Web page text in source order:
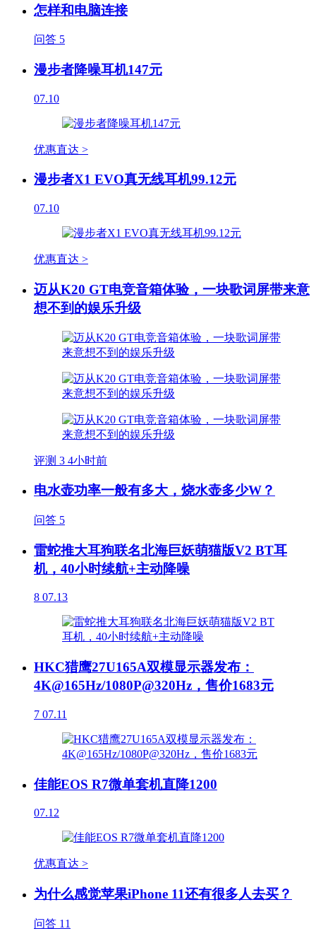
怎样和电脑连接
问答 5
漫步者降噪耳机147元
07.10
优惠直达 >
漫步者X1 EVO真无线耳机99.12元
07.10
优惠直达 >
迈从K20 GT电竞音箱体验，一块歌词屏带来意
想不到的娱乐升级
评测 3 4小时前
电水壶功率一般有多大，烧水壶多少W？
问答 5
雷蛇推大耳狗联名北海巨妖萌猫版V2 BT耳
机，40小时续航+主动降噪
8 07.13
HKC猎鹰27U165A双模显示器发布：
4K@165Hz/1080P@320Hz，售价1683元
7 07.11
佳能EOS R7微单套机直降1200
07.12
优惠直达 >
为什么感觉苹果iPhone 11还有很多人去买？
问答 11